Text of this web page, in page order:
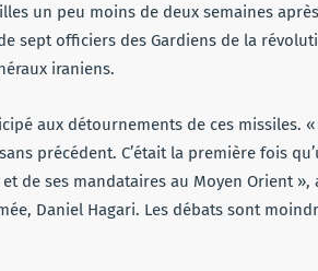
un peu moins de deux semaines
sept officiers des Gardiens de la
iraniens.
aux détournements de ces missiles. «
précédent. C’était la première fois
de ses mandataires au Moyen Orient »,
Daniel Hagari. Les débats sont